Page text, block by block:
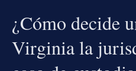
¿Cómo decide
Virginia la